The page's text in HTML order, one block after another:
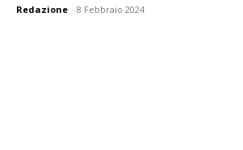
Redazione - 8 Febbraio 2024